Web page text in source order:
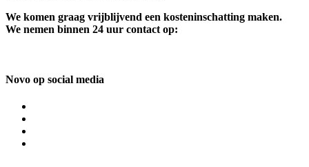
We komen graag vrijblijvend een kosteninschatting maken.
We nemen binnen 24 uur contact op:
Novo op social media